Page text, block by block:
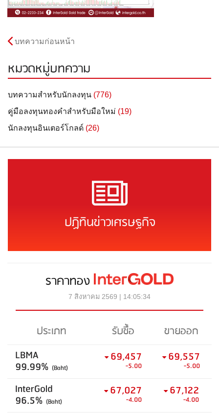
บทความก่อนหน้า
หมวดหมู่บทความ
บทความสำหรับนักลงทุน (776)
คู่มือลงทุนทองคำสำหรับมือใหม่ (19)
นักลงทุนอินเตอร์โกลด์ (26)
ปฏิทินข่าวเศรษฐกิจ
ราคาทอง
7 สิงหาคม 2569 | 14:05:34
ประเภท รับซื้อ
ขายออก
LBMA
99.99% (Baht)
69,457
-5.00
69,557
-5.00
InterGold
96.5% (Baht)
67,027
-4.00
67,122
-4.00